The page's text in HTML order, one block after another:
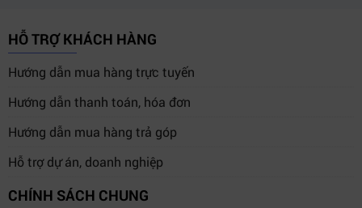
Camera có ghi hình rõ vào ban đêm không?
Có, nhờ công nghệ ghi hình ban đêm tiên tiến, hình ảnh
ban đêm vẫn rõ ràng và chi tiết.
Điều khiển bằng giọng nói có dễ sử dụng không?
Rất tiện lợi, bạn có thể ra lệnh đơn giản để chụp ảnh
hoặc bắt đầu ghi hình mà không cần dùng tay.
Sản phẩm này phù hợp với những ai?
HỖ TRỢ KHÁCH HÀNG
Hướng dẫn mua hàng trực tuyến
Hướng dẫn thanh toán, hóa đơn
Hướng dẫn mua hàng trả góp
Hỗ trợ dự án, doanh nghiệp
CHÍNH SÁCH CHUNG